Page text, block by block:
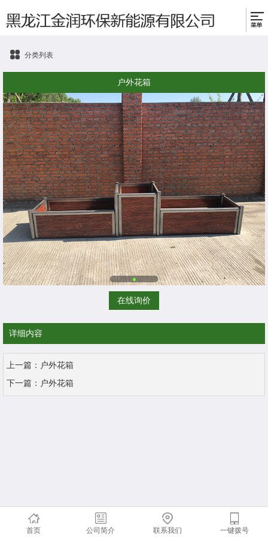
分类列表
户外花箱
在线询价
详细内容
上一篇： 户外花箱
下一篇： 户外花箱
首页 公司简介 联系我们 一键拨号